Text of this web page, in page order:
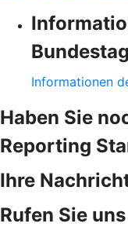
Informationen
Haben Sie
Reporting
Ihre
Rufen Sie